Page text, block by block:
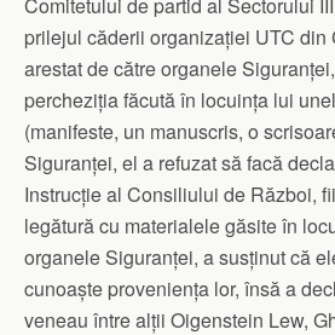
prilejul căderii organizației UTC din
arestat de către organele
percheziția făcută în locuința lui
(manifeste, un manuscris, o
Siguranței, el a refuzat să facă
Instrucție al Consiliului de Război,
legătură cu materialele găsite în
organele Siguranței, a susținut că
cunoaște proveniența lor, însă a
veneau între alții Oigenstein Lew,